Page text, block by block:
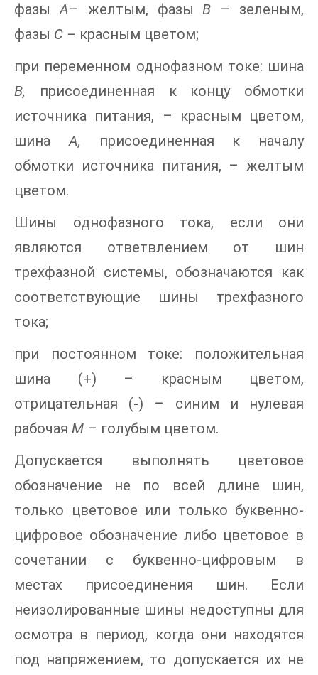
фазыА– желтым, фазыВ – зеленым,
фазы С – красным цветом;
при переменном однофазном токе: шина
В, присоединенная к концу обмотки
источника питания, – красным цветом,
шинаА, присоединенная к началу
обмотки источника питания, – желтым
цветом.
Шины однофазного тока, если они
являются ответвлением от шин
трехфазной системы, обозначаются как
соответствующие шины трехфазного
тока;
при постоянном токе: положительная
шина (+) – красным цветом,
отрицательная (-) – синим и нулевая
рабочая М – голубым цветом.
Допускается выполнять цветовое
обозначение не по всей длине шин,
только цветовое или только буквенно-
цифровое обозначение либо цветовое в
сочетании с буквенно-цифровым в
местах присоединения шин. Если
неизолированные шины недоступны для
осмотра в период, когда они находятся
под напряжением, то допускается их не